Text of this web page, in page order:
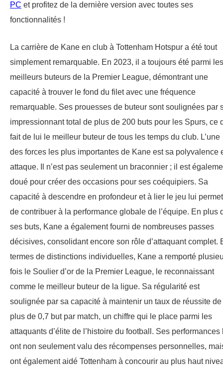
PC et profitez de la dernière version avec toutes ses
fonctionnalités !
La carrière de Kane en club à Tottenham Hotspur a été tout
simplement remarquable. En 2023, il a toujours été parmi les
meilleurs buteurs de la Premier League, démontrant une
capacité à trouver le fond du filet avec une fréquence
remarquable. Ses prouesses de buteur sont soulignées par
impressionnant total de plus de 200 buts pour les Spurs, ce
fait de lui le meilleur buteur de tous les temps du club. L’une
des forces les plus importantes de Kane est sa polyvalence
attaque. Il n’est pas seulement un braconnier ; il est
doué pour créer des occasions pour ses coéquipiers. Sa
capacité à descendre en profondeur et à lier le jeu lui permet
de contribuer à la performance globale de l’équipe. En plus
ses buts, Kane a également fourni de nombreuses passes
décisives, consolidant encore son rôle d’attaquant complet.
termes de distinctions individuelles, Kane a remporté
fois le Soulier d’or de la Premier League, le reconnaissant
comme le meilleur buteur de la ligue. Sa régularité est
soulignée par sa capacité à maintenir un taux de réussite de
plus de 0,7 but par match, un chiffre qui le place parmi les
attaquants d’élite de l’histoire du football. Ses performances
ont non seulement valu des récompenses personnelles,
ont également aidé Tottenham à concourir au plus haut